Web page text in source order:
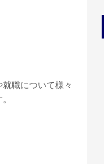
職について様々